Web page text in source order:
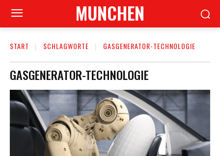
MUNCHEN
START SCHLAGWORTE GASGENERATOR-TECHNOLOGIE
GASGENERATOR-TECHNOLOGIE